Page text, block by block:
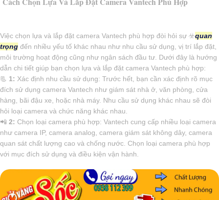
Việc chọn lựa và lắp đặt camera Vantech phù hợp đòi hỏi sự ☣️quan
trọng đến nhiều yếu tố khác nhau như nhu cầu sử dụng, vị trí lắp đặt,
môi trường hoạt động cũng như ngân sách đầu tư. Dưới đây là hướng
dẫn chi tiết giúp bạn chọn lựa và lắp đặt camera Vantech phù hợp:
📃 1: Xác định nhu cầu sử dụng: Trước hết, bạn cần xác định rõ mục
đích sử dụng camera Vantech như giám sát nhà ở, văn phòng, cửa
hàng, bãi đậu xe, hoặc nhà máy. Nhu cầu sử dụng khác nhau sẽ đòi
hỏi loại camera và chức năng khác nhau.
📲 2: Chọn loại camera phù hợp: Vantech cung cấp nhiều loại camera
như camera IP, camera analog, camera giám sát không dây, camera
quan sát chất lượng cao và chống nước. Chọn loại camera phù hợp
với mục đích sử dụng và điều kiện vận hành.